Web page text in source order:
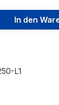
Gib den
In den
L1